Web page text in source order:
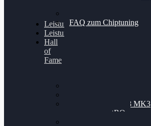
FAQ zum Chiptuning
Leistungsmessung
Leistungsprüfstand
Hall
of
Fame
Nissan GT-R35 3.8 MK3
V6 TWINTURBO